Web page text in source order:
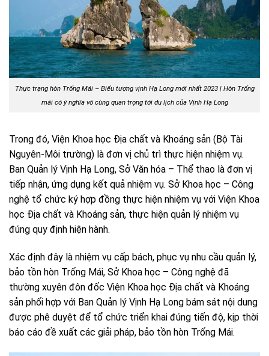
Thực trạng hòn Trống Mái – Biểu tượng vịnh Hạ Long mới nhất 2023 | Hòn Trống
mái có ý nghĩa vô cùng quan trọng tới du lịch của Vịnh Hạ Long
Trong đó, Viện Khoa học Địa chất và Khoáng sản (Bộ Tài
Nguyên-Môi trường) là đơn vị chủ trì thực hiện nhiệm vụ.
Ban Quản lý Vịnh Hạ Long, Sở Văn hóa – Thể thao là đơn vị
tiếp nhận, ứng dụng kết quả nhiệm vụ. Sở Khoa học – Công
nghệ tổ chức ký hợp đồng thực hiện nhiệm vụ với Viện Khoa
học Địa chất và Khoáng sản, thực hiện quản lý nhiệm vụ
đúng quy định hiện hành.
Xác định đây là nhiệm vụ cấp bách, phục vụ nhu cầu quản lý,
bảo tồn hòn Trống Mái, Sở Khoa học – Công nghệ đã
thường xuyên đôn đốc Viện Khoa học Địa chất và Khoáng
sản phối hợp với Ban Quản lý Vịnh Hạ Long bám sát nội dung
được phê duyệt để tổ chức triển khai đúng tiến độ, kịp thời
báo cáo đề xuất các giải pháp, bảo tồn hòn Trống Mái.